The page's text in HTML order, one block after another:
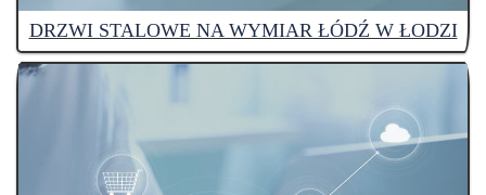
DRZWI STALOWE NA WYMIAR ŁÓDŹ W ŁODZI